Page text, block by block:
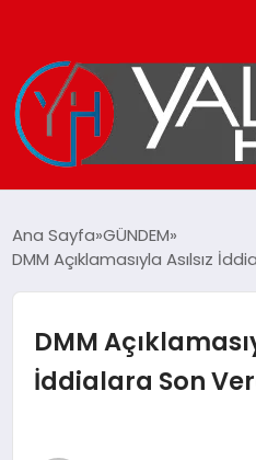
SPOR
DÜNYA
EKONOMİ
Ana Sayfa GÜNDEM
DMM Açıklamasıyla Asılsız
DMM
İddialara Son